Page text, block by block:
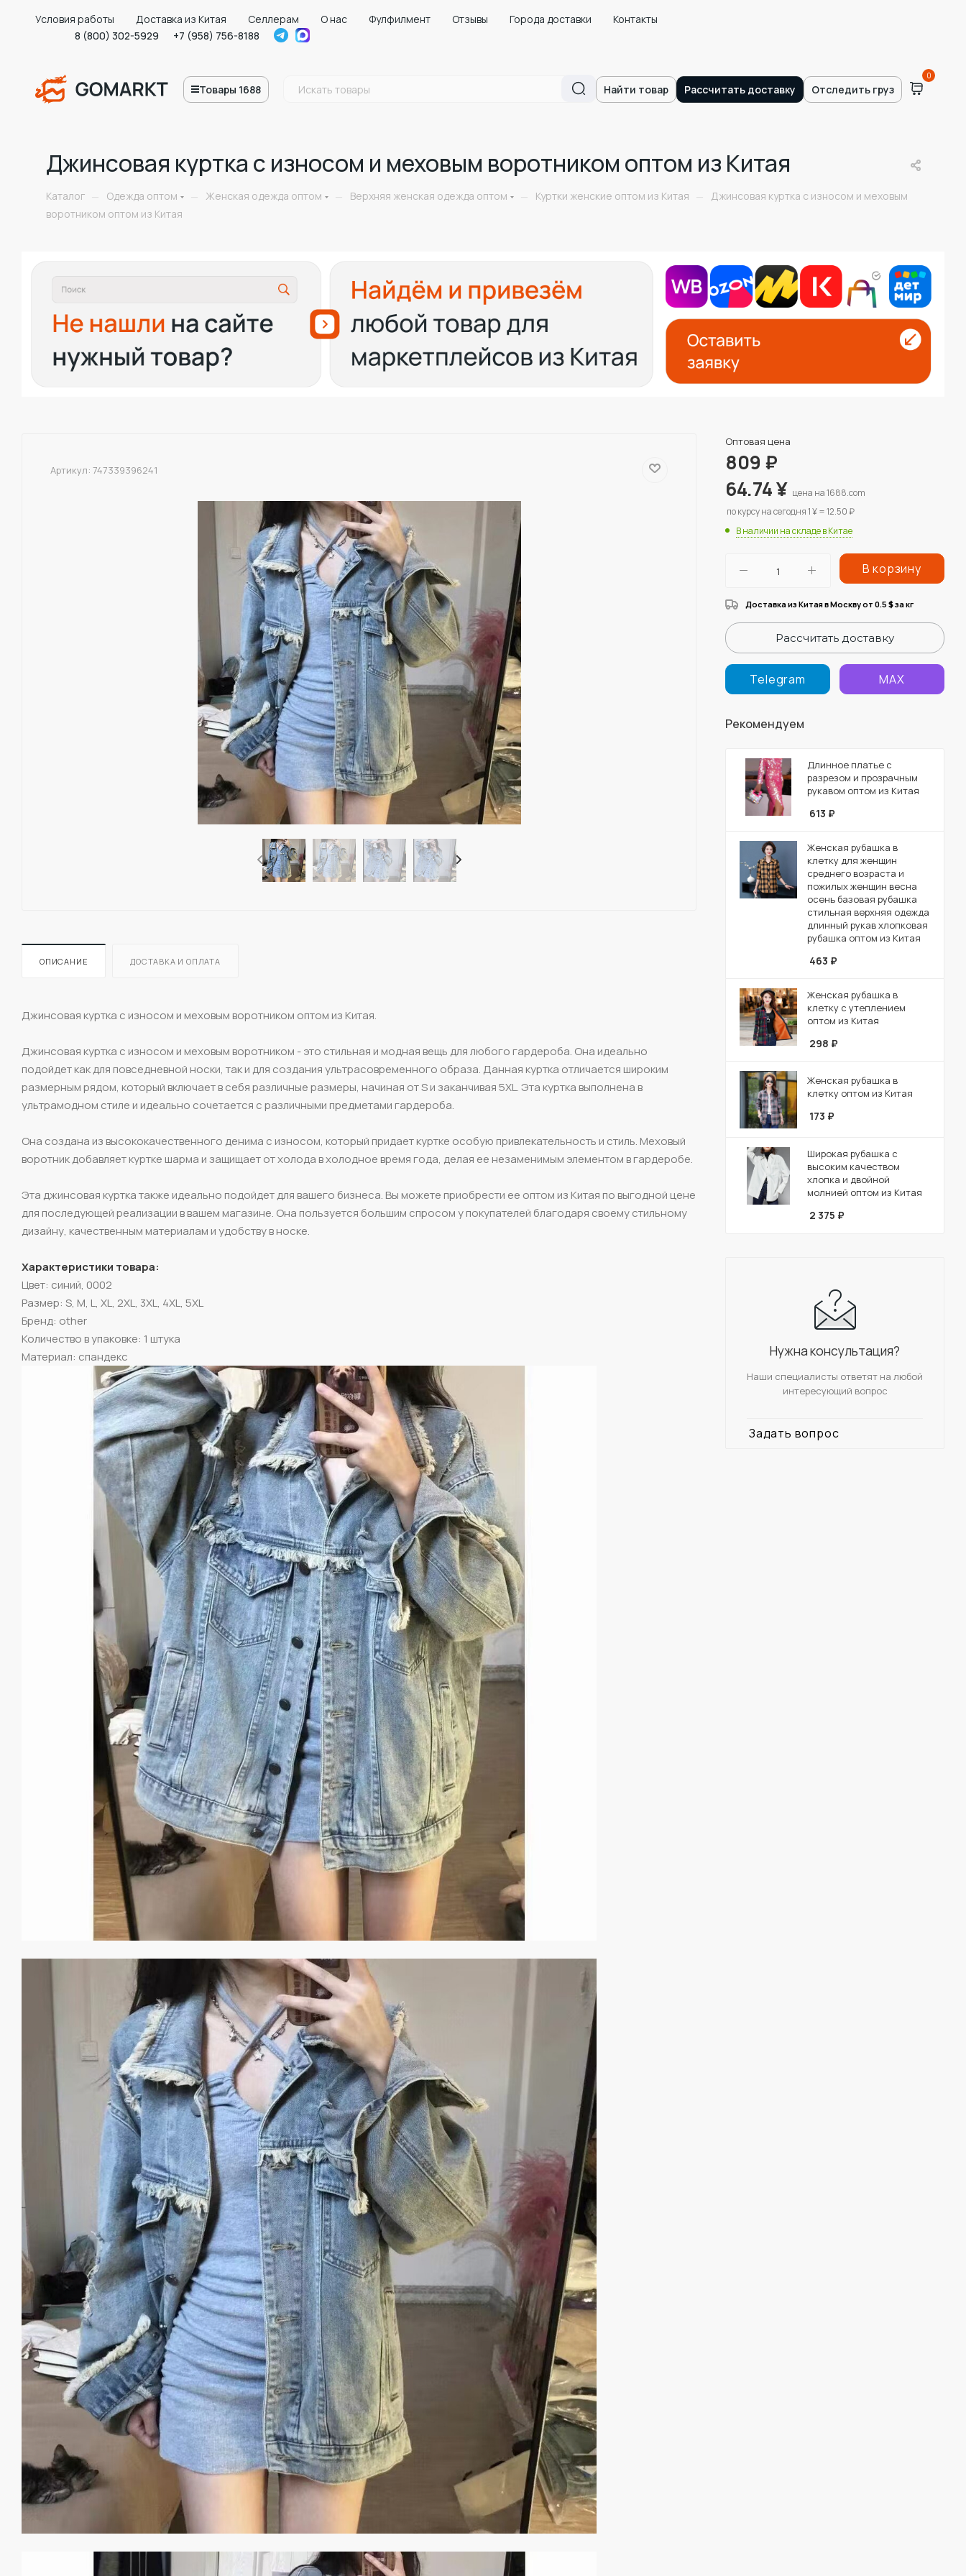
Условия работы Доставка из Китая Селлерам О нас Фулфилмент Отзывы Города доставки
Контакты
8 (800) 302-5929
+7 (958) 756-8188
Товары 1688 Найти товар Рассчитать доставку Отследить груз
0
Джинсовая куртка с износом и меховым воротником оптом из Китая
Каталог — Одежда оптом — Женская одежда оптом — Верхняя женская одежда оптом — Куртки женские оптом из Китая —
Джинсовая куртка с износом и меховым
воротником оптом из Китая
Артикул: 747339396241
ОПИСАНИЕ ДОСТАВКА И ОПЛАТА
Джинсовая куртка с износом и меховым воротником оптом из Китая.
Джинсовая куртка с износом и меховым воротником - это стильная и модная вещь для любого гардероба. Она идеально
подойдет как для повседневной носки, так и для создания ультрасовременного образа. Данная куртка отличается широким
размерным рядом, который включает в себя различные размеры, начиная от S и заканчивая 5XL. Эта куртка выполнена в
ультрамодном стиле и идеально сочетается с различными предметами гардероба.
Она создана из высококачественного денима с износом, который придает куртке особую привлекательность и стиль. Меховый
воротник добавляет куртке шарма и защищает от холода в холодное время года, делая ее незаменимым элементом в гардеробе.
Эта джинсовая куртка также идеально подойдет для вашего бизнеса. Вы можете приобрести ее оптом из Китая по выгодной цене
для последующей реализации в вашем магазине. Она пользуется большим спросом у покупателей благодаря своему стильному
дизайну, качественным материалам и удобству в носке.
Характеристики товара:
Цвет: синий, 0002
Размер: S, M, L, XL, 2XL, 3XL, 4XL, 5XL
Бренд: other
Количество в упаковке: 1 штука
Материал: спандекс
Оптовая цена
809 ₽
64.74¥ цена на 1688.com
по курсу на сегодня 1 ¥ = 12.50 ₽
В наличии на складе в Китае
В корзину
Доставка из Китая в Москву от 0.5 $за кг
Рассчитать доставку
Telegram MAX
Рекомендуем
Длинное платье с
разрезом и прозрачным
рукавом оптом из Китая
613 ₽
Женская рубашка в
клетку для женщин
среднего возраста и
пожилых женщин весна
осень базовая рубашка
стильная верхняя одежда
длинный рукав хлопковая
рубашка оптом из Китая
463 ₽
Женская рубашка в
клетку с утеплением
оптом из Китая
298 ₽
Женская рубашка в
клетку оптом из Китая
173 ₽
Широкая рубашка с
высоким качеством
хлопка и двойной
молнией оптом из Китая
2 375 ₽
Нужна консультация?
Наши специалисты ответят на любой
интересующий вопрос
Задать вопрос